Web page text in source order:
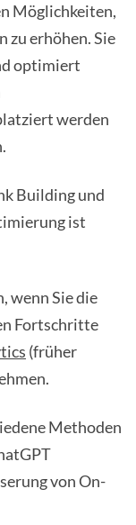
Möglichkeiten,
zu erhöhen. Sie
optimiert
werden
Building und
ist
wenn Sie die
Fortschritte
(früher
Methoden
von On-